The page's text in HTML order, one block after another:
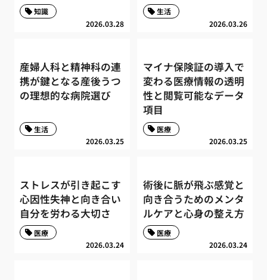
2026.03.28
知識
2026.03.26
生活
産婦人科と精神科の連
携が鍵となる産後うつ
の理想的な病院選び
2026.03.25
生活
マイナ保険証の導入で
変わる医療情報の透明
性と閲覧可能なデータ
項目
2026.03.25
医療
ストレスが引き起こす
心因性失神と向き合い
自分を労わる大切さ
2026.03.24
医療
術後に脈が飛ぶ感覚と
向き合うためのメンタ
ルケアと心身の整え方
2026.03.24
医療